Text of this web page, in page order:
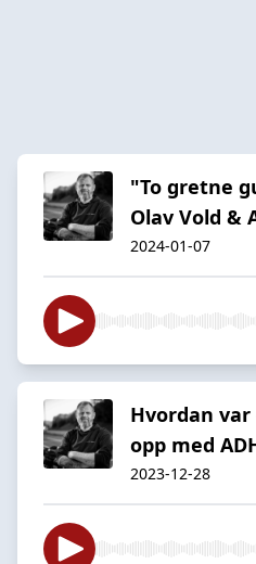
"To gretne
Olav Vold &
2024-01-07
Hvordan
opp med
2023-12-28